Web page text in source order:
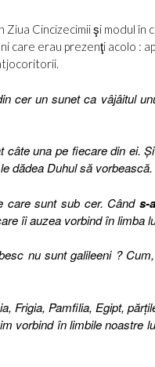
Ziua Cincizecimii şi modul în
care erau prezenţi acolo :
cer un sunet ca vâjâitul
una pe fiecare din ei.
dădea Duhul să vorbească.
care sunt sub cer. Când s-
îi auzea vorbind în limba
nu sunt galileeni ?
Frigia, Pamfilia, Egipt,
vorbind în limbile noastre